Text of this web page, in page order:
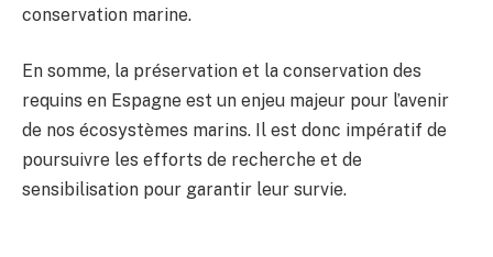
conservation marine.
En somme, la préservation et la conservation des
requins en Espagne est un enjeu majeur pour l’avenir
de nos écosystèmes marins. Il est donc impératif de
poursuivre les efforts de recherche et de
sensibilisation pour garantir leur survie.